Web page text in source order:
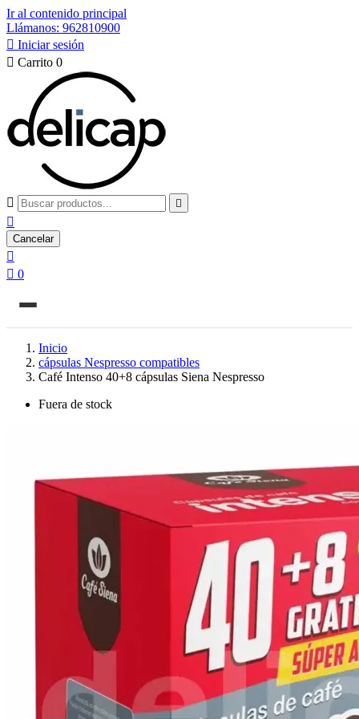
Ir al contenido principal
Llámanos: 962810900
 Iniciar sesión
 Carrito 0
 

Cancelar

 0
Inicio
cápsulas Nespresso compatibles
Café Intenso 40+8 cápsulas Siena Nespresso
Fuera de stock